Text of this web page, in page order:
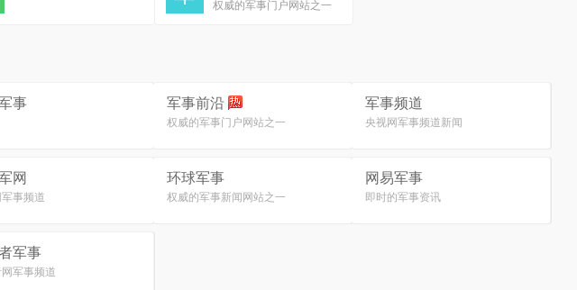
权威的军事门户网站之一
事 军事前沿
权威的军事门户网站之一
军事频道
央视网军事频道新闻
网
事频道
环球军事
权威的军事新闻网站之一
网易军事
即时的军事资讯
军事
军事频道